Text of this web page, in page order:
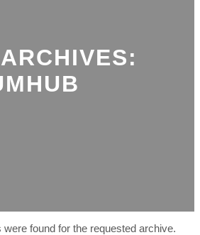
found for the requested archive.